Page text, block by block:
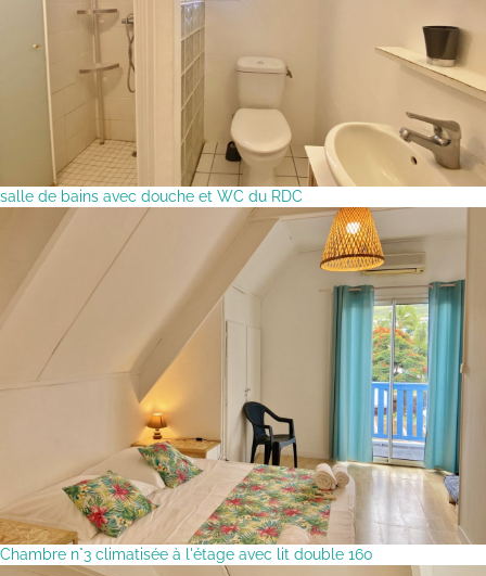
salle de bains avec douche et WC du RDC
Chambre n°3 climatisée à l'étage avec lit double 160